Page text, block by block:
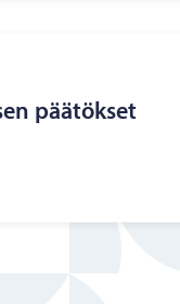
pää­tök­set